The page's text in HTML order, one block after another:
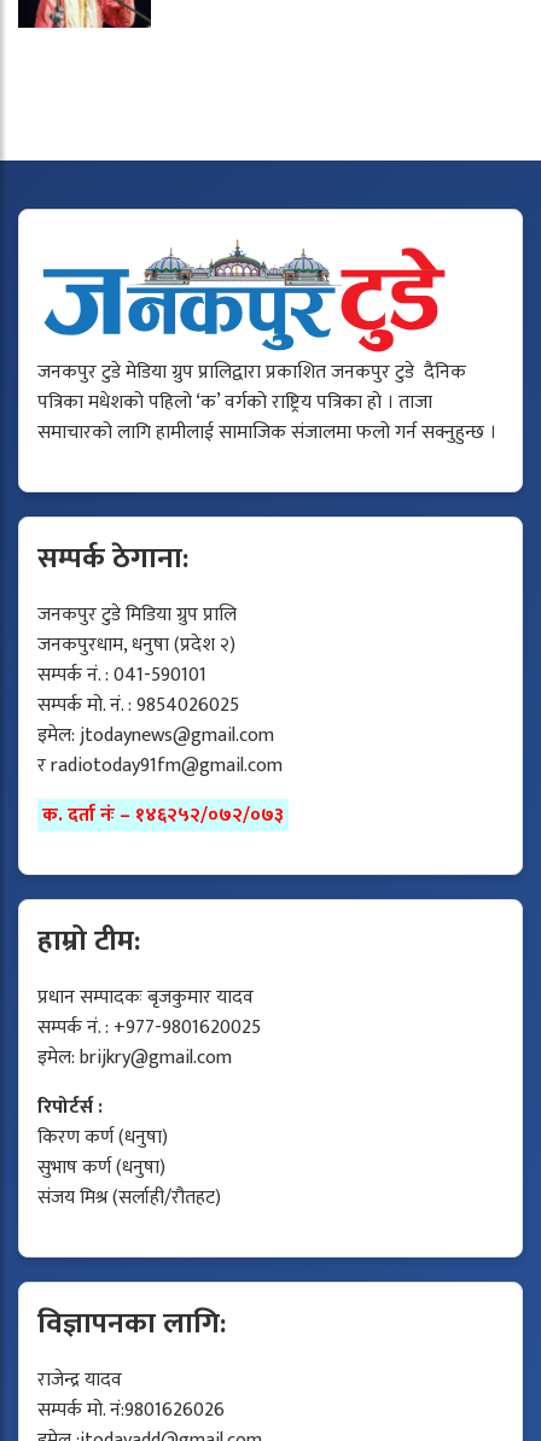
जनकपुर टुडे मेडिया ग्रुप प्रालिद्वारा प्रकाशित जनकपुर टुडे दैनिक
पत्रिका मधेशको पहिलो ‘क’ वर्गको राष्ट्रिय पत्रिका हो । ताजा
समाचारको लागि हामीलाई सामाजिक संजालमा फलो गर्न सक्नुहुन्छ ।
सम्पर्क ठेगाना:
जनकपुर टुडे मिडिया ग्रुप प्रालि
जनकपुरधाम, धनुषा (प्रदेश २)
सम्पर्क नं. : 041-590101
सम्पर्क मो. नं. : 9854026025
इमेल:jtodaynews@gmail.com
रradiotoday91fm@gmail.com
क. दर्ता नंः – १४६२५२/०७२/०७३
हाम्रो टीम:
प्रधान सम्पादकः बृजकुमार यादव
सम्पर्क नं. : +977-9801620025
इमेल:brijkry@gmail.com
रिपोर्टर्स :
किरण कर्ण (धनुषा)
सुभाष कर्ण (धनुषा)
संजय मिश्र (सर्लाही/रौतहट)
विज्ञापनका लागि:
राजेन्द्र यादव
सम्पर्क मो. नं:9801626026